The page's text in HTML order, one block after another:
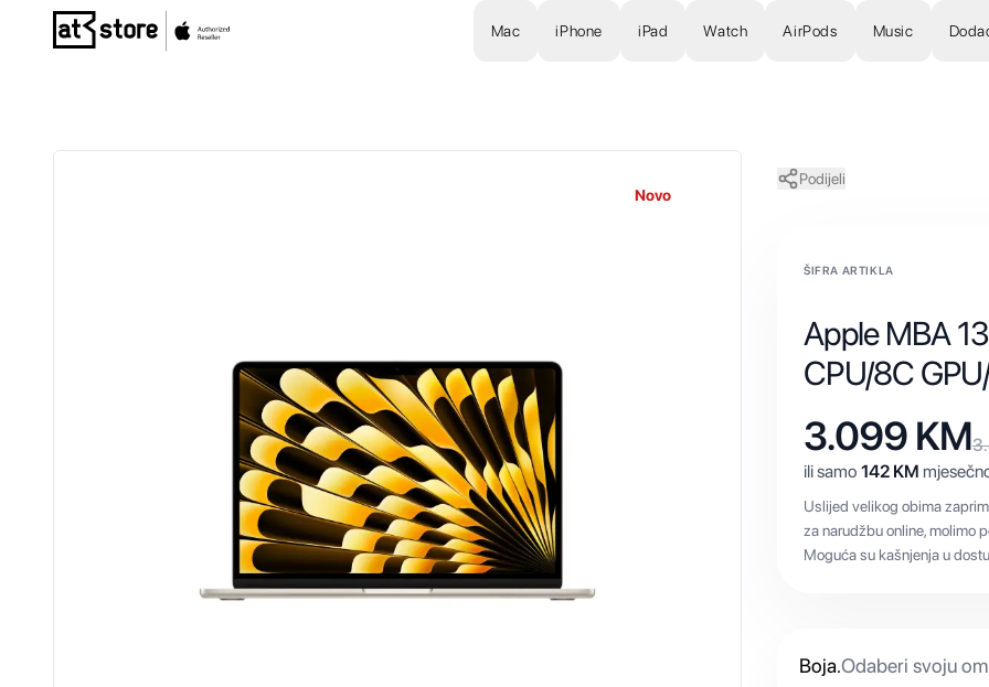
Posjetite početnu stranicu AT Store
Mac iPhone iPad Watch AirPods Music
Novo
Podijeli
ŠIFRA ARTIKLA
Apple MBA
CPU/8C
3.099 KM
ili samo 142 KM
Uslijed velikog obima
za narudžbu online, molimo
Moguća su kašnjenja u
Boja.Odaberi svoju